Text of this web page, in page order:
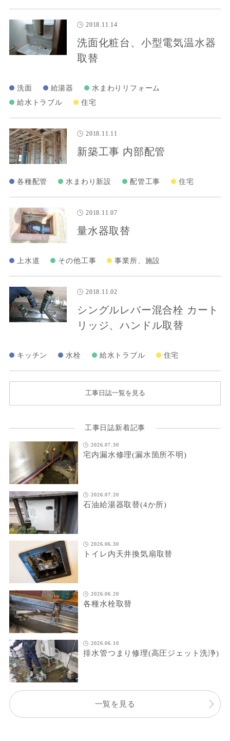
2018.11.14
洗面化粧台、小型電気温水器
取替
洗面 給湯器
水まわりリフォーム
給水トラブル
住宅
2018.11.11
新築工事 内部配管
各種配管 水まわり新設 配管工事 住宅
2018.11.07
量水器取替
上水道 その他工事 事業所、施設
2018.11.02
シングルレバー混合栓 カート
リッジ、ハンドル取替
キッチン 水栓 給水トラブル 住宅
工事日誌一覧を見る
工事日誌新着記事
2026.07.30
宅内漏水修理(漏水箇所不明)
2026.07.20
石油給湯器取替(4か所)
2026.06.30
トイレ内天井換気扇取替
2026.06.20
各種水栓取替
2026.06.10
排水管つまり修理(高圧ジェット洗浄)
一覧を見る